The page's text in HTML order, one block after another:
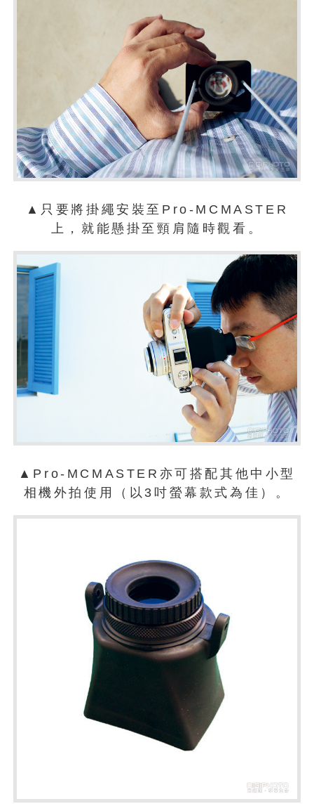
▲只要將掛繩安裝至Pro-MCMASTER
上，就能懸掛至頸肩隨時觀看。
▲Pro-MCMASTER亦可搭配其他中小型
相機外拍使用（以3吋螢幕款式為佳）。